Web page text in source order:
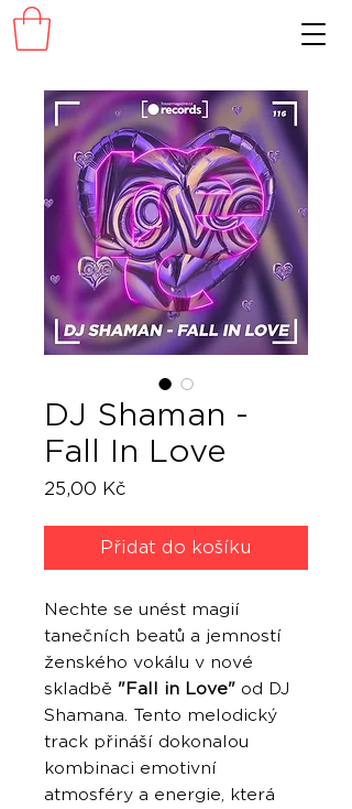
DJ Shaman -
Fall In Love
25,00 Kč
Přidat do košíku
Nechte se unést magií
tanečních beatů a jemností
ženského vokálu v nové
skladbě "Fall in Love" od DJ
Shamana. Tento melodický
track přináší dokonalou
kombinaci emotivní
atmosféry a energie, která